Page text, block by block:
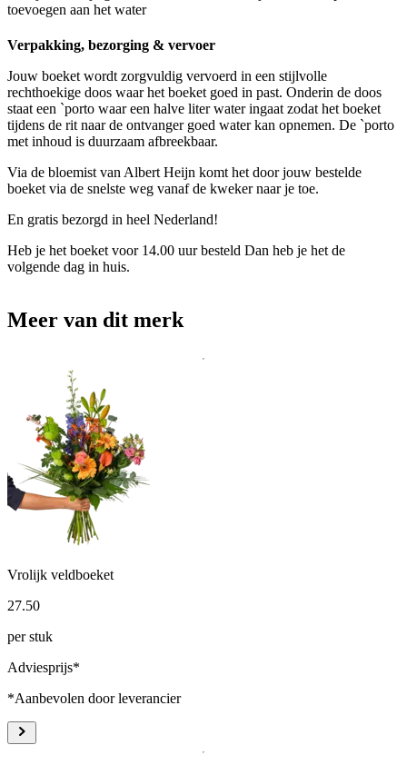
toevoegen aan het water
Verpakking, bezorging & vervoer
Jouw boeket wordt zorgvuldig vervoerd in een stijlvolle
rechthoekige doos waar het boeket goed in past. Onderin de doos
staat een `porto waar een halve liter water ingaat zodat het boeket
tijdens de rit naar de ontvanger goed water kan opnemen. De `porto
met inhoud is duurzaam afbreekbaar.
Via de bloemist van Albert Heijn komt het door jouw bestelde
boeket via de snelste weg vanaf de kweker naar je toe.
En gratis bezorgd in heel Nederland!
Heb je het boeket voor 14.00 uur besteld Dan heb je het de
volgende dag in huis.
Meer van dit merk
Vrolijk veldboeket
27.50
per stuk
Adviesprijs*
*Aanbevolen door leverancier